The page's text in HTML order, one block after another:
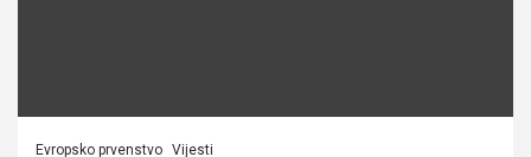
Evropsko prvenstvo Vijesti